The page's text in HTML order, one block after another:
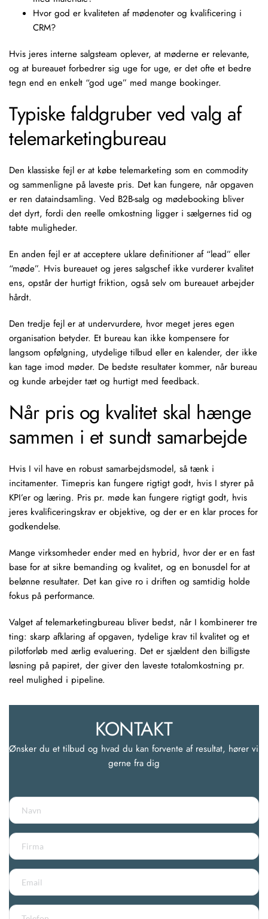
Hvor god er kvaliteten af mødenoter og kvalificering i
CRM?
Hvis jeres interne salgsteam oplever, at møderne er relevante,
og at bureauet forbedrer sig uge for uge, er det ofte et bedre
tegn end en enkelt “god uge” med mange bookinger.
Typiske faldgruber ved valg af
telemarketingbureau
Den klassiske fejl er at købe telemarketing som en commodity
og sammenligne på laveste pris. Det kan fungere, når opgaven
er ren dataindsamling. Ved B2B-salg og mødebooking bliver
det dyrt, fordi den reelle omkostning ligger i sælgernes tid og
tabte muligheder.
En anden fejl er at acceptere uklare definitioner af “lead” eller
“møde”. Hvis bureauet og jeres salgschef ikke vurderer kvalitet
ens, opstår der hurtigt friktion, også selv om bureauet arbejder
hårdt.
Den tredje fejl er at undervurdere, hvor meget jeres egen
organisation betyder. Et bureau kan ikke kompensere for
langsom opfølgning, utydelige tilbud eller en kalender, der ikke
kan tage imod møder. De bedste resultater kommer, når bureau
og kunde arbejder tæt og hurtigt med feedback.
Når pris og kvalitet skal hænge
sammen i et sundt samarbejde
Hvis I vil have en robust samarbejdsmodel, så tænk i
incitamenter. Timepris kan fungere rigtigt godt, hvis I styrer på
KPI’er og læring. Pris pr. møde kan fungere rigtigt godt, hvis
jeres kvalificeringskrav er objektive, og der er en klar proces for
godkendelse.
Mange virksomheder ender med en hybrid, hvor der er en fast
base for at sikre bemanding og kvalitet, og en bonusdel for at
belønne resultater. Det kan give ro i driften og samtidig holde
fokus på performance.
Valget af telemarketingbureau bliver bedst, når I kombinerer tre
ting: skarp afklaring af opgaven, tydelige krav til kvalitet og et
pilotforløb med ærlig evaluering. Det er sjældent den billigste
løsning på papiret, der giver den laveste totalomkostning pr.
reel mulighed i pipeline.
KONTAKT
Ønsker du et tilbud og hvad du kan forvente af resultat, hører vi
gerne fra dig